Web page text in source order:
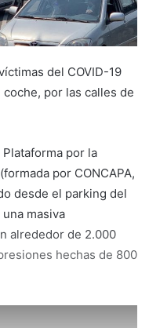
del COVID-19
por las calles de
por la
por CONCAPA,
desde el parking del
masiva
alrededor de 2.000
hechas de 800